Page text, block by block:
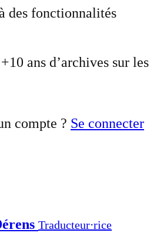
des fonctionnalités
ans d’archives sur les
compte ? Se connecter
Traducteur⋅rice